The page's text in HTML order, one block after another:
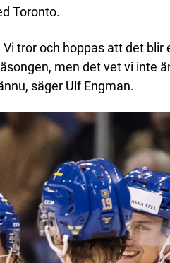
Toronto.
tror och hoppas att det blir
men det vet vi inte
säger Ulf Engman.